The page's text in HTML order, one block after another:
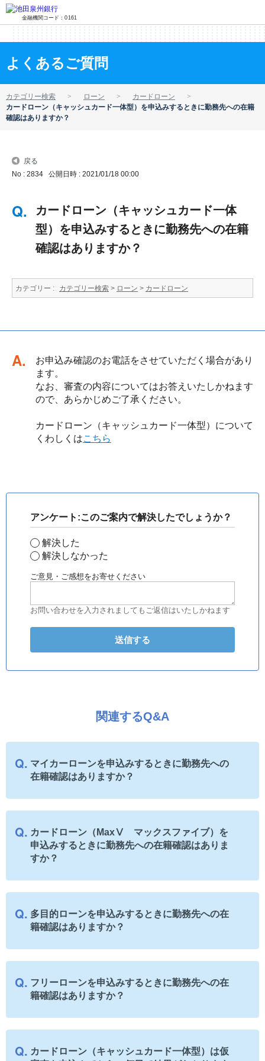
金融機関コード：0161
よくあるご質問
カテゴリー検索 ローン
カードローン
カードローン（キャッシュカード一体型）を申込みするときに勤務先への在籍
確認はありますか？
戻る
No : 2834 公開日時 : 2021/01/18 00:00
カードローン（キャッシュカード一体
型）を申込みするときに勤務先への在籍
確認はありますか？
カテゴリー : カテゴリー検索 > ローン > カードローン
回答
お申込み確認のお電話をさせていただく場合があり
ます。
なお、審査の内容についてはお答えいたしかねます
ので、あらかじめご了承ください。
カードローン（キャッシュカード一体型）について
くわしくはこちら
アンケート:このご案内で解決したでしょうか？
解決した
解決しなかった
ご意見・ご感想をお寄せください
お問い合わせを入力されましてもご返信はいたしかねます
関連するQ&A
マイカーローンを申込みするときに勤務先への
在籍確認はありますか？
カードローン（MaxⅤ マックスファイブ）を
申込みするときに勤務先への在籍確認はありま
すか？
多目的ローンを申込みするときに勤務先への在
籍確認はありますか？
フリーローンを申込みするときに勤務先への在
籍確認はありますか？
カードローン（キャッシュカード一体型）は仮